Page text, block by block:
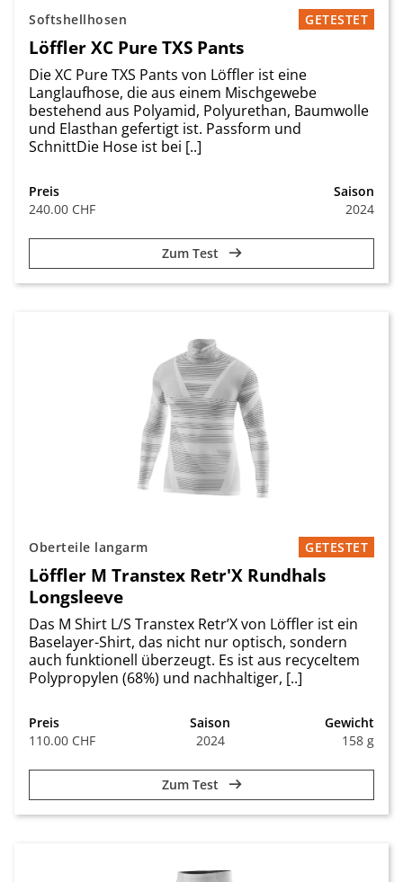
Softshellhosen GETESTET
Löffler XC Pure TXS Pants
Die XC Pure TXS Pants von Löffler ist eine
Langlaufhose, die aus einem Mischgewebe
bestehend aus Polyamid, Polyurethan, Baumwolle
und Elasthan gefertigt ist. Passform und
SchnittDie Hose ist bei [..]
Preis
240.00 CHF
Saison
2024
Zum Test
Oberteile langarm GETESTET
Löffler M Transtex Retr'X Rundhals
Longsleeve
Das M Shirt L/S Transtex Retr’X von Löffler ist ein
Baselayer-Shirt, das nicht nur optisch, sondern
auch funktionell überzeugt. Es ist aus recyceltem
Polypropylen (68%) und nachhaltiger, [..]
Preis
110.00 CHF
Saison
2024
Gewicht
158 g
Zum Test